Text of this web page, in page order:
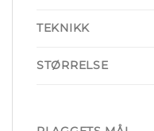
TEKNIKK
STØRRELSE